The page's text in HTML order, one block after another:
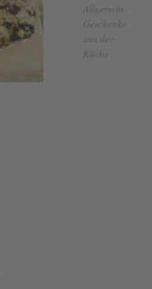
Allgemein
Geschenke
aus der
Küche